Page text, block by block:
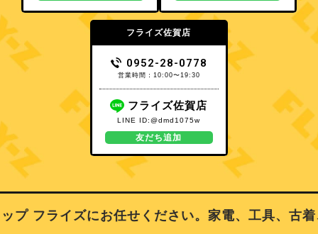
フライズ佐賀店
0952-28-0778
営業時間：10:00〜19:30
フライズ佐賀店
LINE ID:@dmd1075w
友だち追加
フライズにお任せください。家電、工具、古着